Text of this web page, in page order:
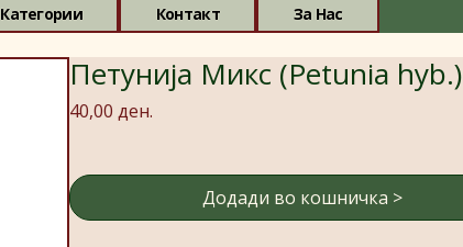
Категории Контакт За Нас
Петунија Микс (Petunia hyb.)
40,00 ден.
Додади во кошничка >